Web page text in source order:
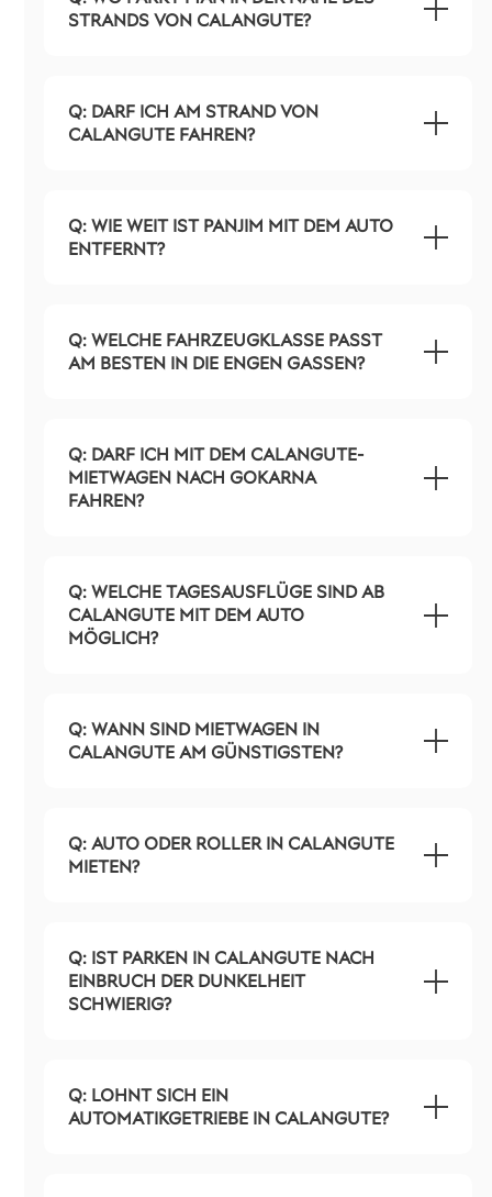
STRANDS VON CALANGUTE?
Q: DARF ICH AM STRAND VON
CALANGUTE FAHREN?
Q: WIE WEIT IST PANJIM MIT DEM AUTO
ENTFERNT?
Q: WELCHE FAHRZEUGKLASSE PASST
AM BESTEN IN DIE ENGEN GASSEN?
Q: DARF ICH MIT DEM CALANGUTE-
MIETWAGEN NACH GOKARNA
FAHREN?
Q: WELCHE TAGESAUSFLÜGE SIND AB
CALANGUTE MIT DEM AUTO
MÖGLICH?
Q: WANN SIND MIETWAGEN IN
CALANGUTE AM GÜNSTIGSTEN?
Q: AUTO ODER ROLLER IN CALANGUTE
MIETEN?
Q: IST PARKEN IN CALANGUTE NACH
EINBRUCH DER DUNKELHEIT
SCHWIERIG?
Q: LOHNT SICH EIN
AUTOMATIKGETRIEBE IN CALANGUTE?